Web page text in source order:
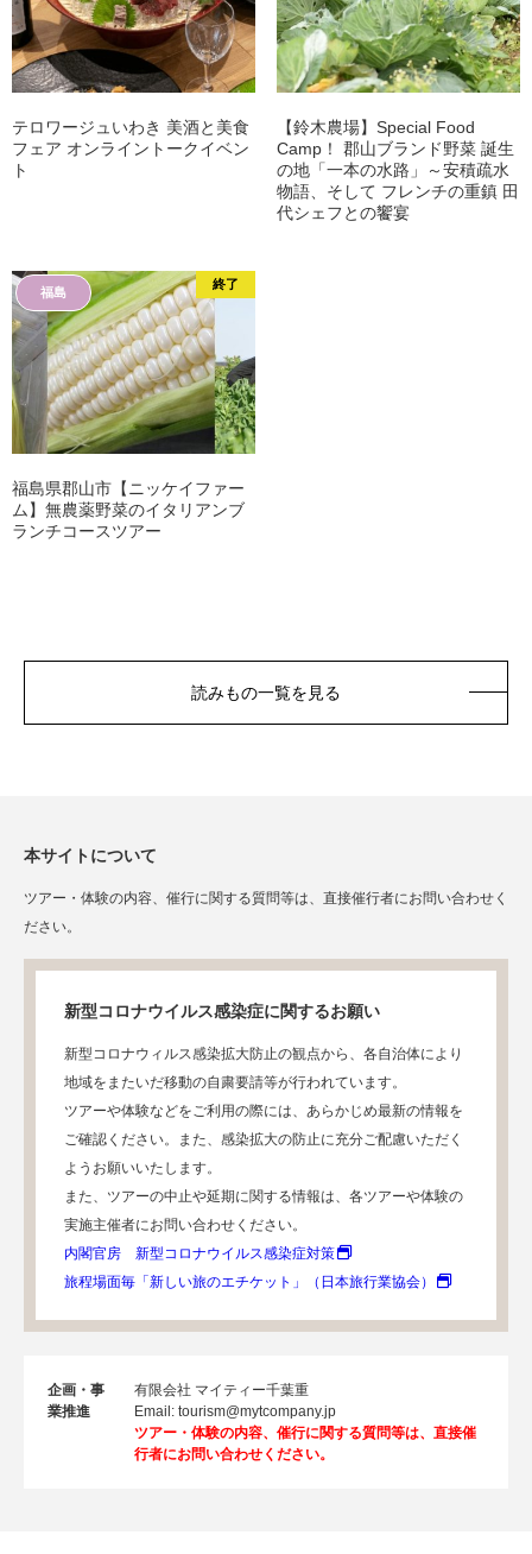
テロワージュいわき 美酒と美食
フェア オンライントークイベン
ト
【鈴木農場】Special Food
Camp！ 郡山ブランド野菜 誕生
の地「一本の水路」～安積疏水
物語、そして フレンチの重鎮 田
代シェフとの饗宴
福島
終了
福島県郡山市【ニッケイファー
ム】無農薬野菜のイタリアンブ
ランチコースツアー
読みもの一覧を見る
本サイトについて
ツアー・体験の内容、催行に関する質問等は、直接催行者にお問い合わせく
ださい。
新型コロナウイルス感染症に関するお願い
新型コロナウィルス感染拡大防止の観点から、各自治体により
地域をまたいだ移動の自粛要請等が行われています。
ツアーや体験などをご利用の際には、あらかじめ最新の情報を
ご確認ください。また、感染拡大の防止に充分ご配慮いただく
ようお願いいたします。
また、ツアーの中止や延期に関する情報は、各ツアーや体験の
実施主催者にお問い合わせください。
内閣官房 新型コロナウイルス感染症対策
旅程場面毎「新しい旅のエチケット」（日本旅行業協会）
企画・事
業推進
有限会社 マイティー千葉重
Email: tourism@mytcompany.jp
ツアー・体験の内容、催行に関する質問等は、直接催
行者にお問い合わせください。